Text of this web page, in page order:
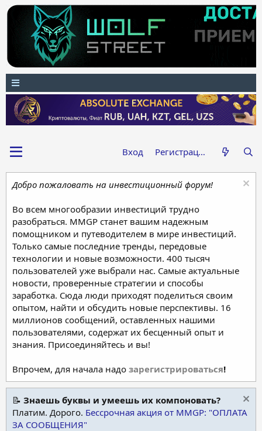
Вход Регистрация
Добро пожаловать на инвестиционный форум!
Во всем многообразии инвестиций трудно
разобраться. MMGP станет вашим надежным
помощником и путеводителем в мире инвестиций.
Только самые последние тренды, передовые
технологии и новые возможности. 400 тысяч
пользователей уже выбрали нас. Самые актуальные
новости, проверенные стратегии и способы
заработка. Сюда люди приходят поделиться своим
опытом, найти и обсудить новые перспективы. 16
миллионов сообщений, оставленных нашими
пользователями, содержат их бесценный опыт и
знания. Присоединяйтесь и вы!
Впрочем, для начала надо зарегистрироваться!
📝 Знаешь буквы и умеешь их компоновать?
Платим. Дорого. Бессрочная акция от MMGP: "ОПЛАТА
ЗА СООБЩЕНИЯ"